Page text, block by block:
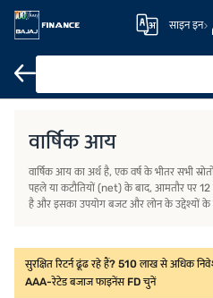
साइन इन
वार्षिक आय
वार्षिक आय का अर्थ है, एक वर्ष के भीतर सभी
पहले या कटौतियों (net) के बाद, आमतौर पर
है और इसका उपयोग बजट और लोन के उद्देश्यों के
सुरक्षित रिटर्न ढूंढ रहे हैं? 510 लाख से अधिक
AAA-रेटेड बजाज फाइनेंस FD चुनें